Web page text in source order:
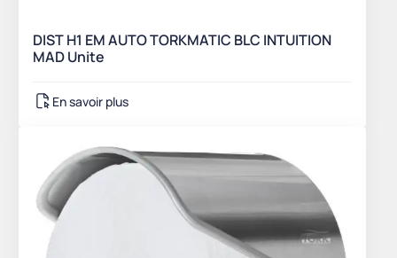
DIST H1 EM AUTO TORKMATIC BLC INTUITION
MAD Unite
En savoir plus